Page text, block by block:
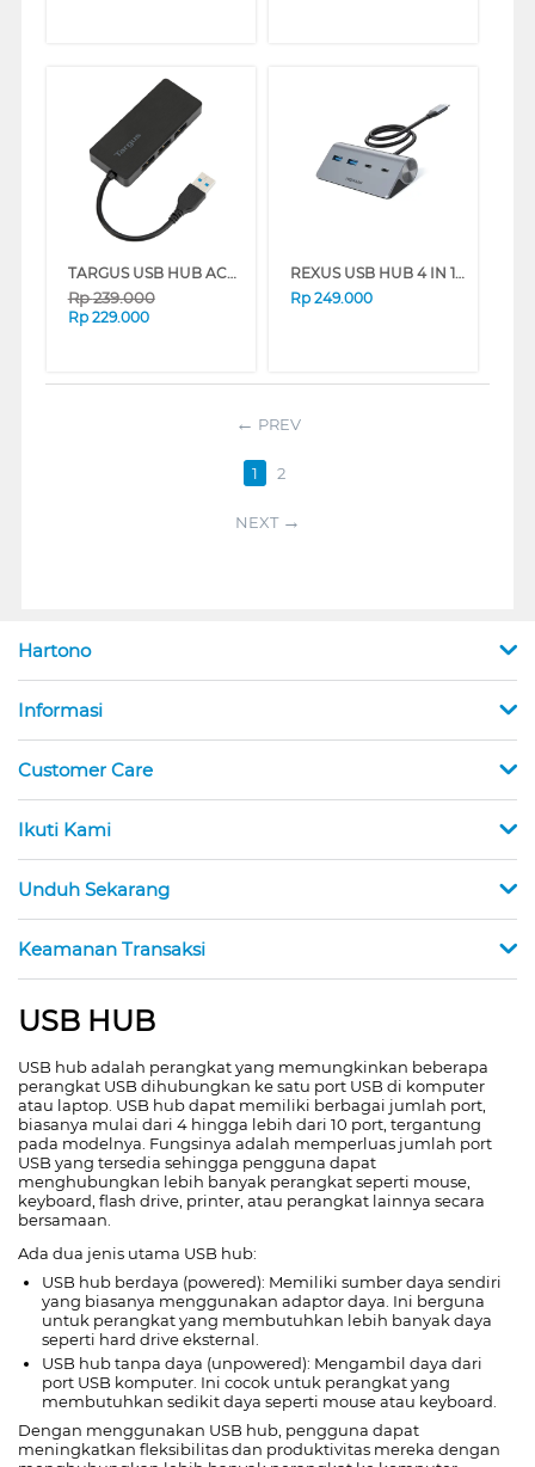
TARGUS USB HUB ACH154AP
Rp239.000
Rp 229.000
REXUS USB HUB 4 IN 1 RXT-401
Rp 249.000
PREV
1 2
NEXT
Hartono
Informasi
Customer Care
Ikuti Kami
Unduh Sekarang
Keamanan Transaksi
USB HUB
USB hub adalah perangkat yang memungkinkan beberapa
perangkat USB dihubungkan ke satu port USB di komputer
atau laptop. USB hub dapat memiliki berbagai jumlah port,
biasanya mulai dari 4 hingga lebih dari 10 port, tergantung
pada modelnya. Fungsinya adalah memperluas jumlah port
USB yang tersedia sehingga pengguna dapat
menghubungkan lebih banyak perangkat seperti mouse,
keyboard, flash drive, printer, atau perangkat lainnya secara
bersamaan.
Ada dua jenis utama USB hub:
USB hub berdaya (powered): Memiliki sumber daya sendiri
yang biasanya menggunakan adaptor daya. Ini berguna
untuk perangkat yang membutuhkan lebih banyak daya
seperti hard drive eksternal.
USB hub tanpa daya (unpowered): Mengambil daya dari
port USB komputer. Ini cocok untuk perangkat yang
membutuhkan sedikit daya seperti mouse atau keyboard.
Dengan menggunakan USB hub, pengguna dapat
meningkatkan fleksibilitas dan produktivitas mereka dengan